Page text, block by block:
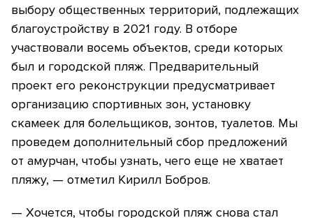
выбору общественных территорий, подлежащих
благоустройству в 2021 году. В отборе
участвовали восемь объектов, среди которых
был и городской пляж. Предварительный
проект его реконструкции предусматривает
организацию спортивных зон, установку
скамеек для болельщиков, зонтов, туалетов. Мы
проведем дополнительный сбор предложений
от амурчан, чтобы узнать, чего еще не хватает
пляжу, — отметил Кирилл Бобров.
— Хочется, чтобы городской пляж снова стал